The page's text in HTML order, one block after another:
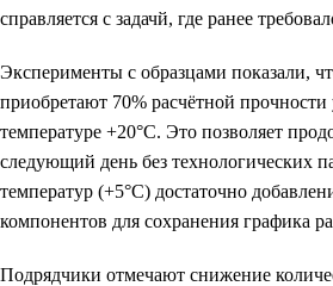
справляется с задачй, где ранее
Эксперименты с образцами показали,
приобретают 70% расчётной прочности
температуре +20°C. Это позволяет
следующий день без технологических
температур (+5°C) достаточно
компонентов для сохранения графика
Подрядчики отмечают снижение